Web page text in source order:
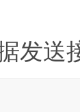
发送